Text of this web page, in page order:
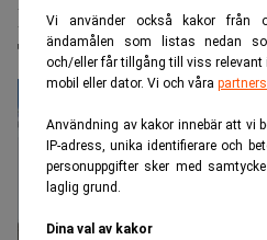
Vi använder också kakor från
ändamålen som listas nedan
och/eller får tillgång till viss
mobil eller dator. Vi och våra partners
Användning av kakor innebär att vi
IP-adress, unika identifierare och
personuppgifter sker med
laglig grund.
Dina val av kakor
Reportrar stäms –
Trumps lyxplan